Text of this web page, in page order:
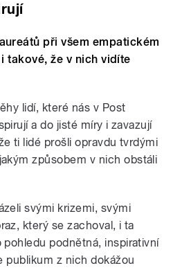
při všem empatickém
takové, že v nich vidíte
lidí, které nás v Post
a do jisté míry i zavazují
ti lidé prošli opravdu tvrdými
způsobem v nich obstáli
svými krizemi, svými
který se zachoval, i ta
podnětná, inspirativní
publikum z nich dokážou